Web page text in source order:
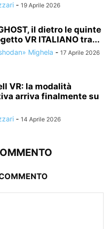
- 19 Aprile 2026
il dietro le quinte
VR ITALIANO tra...
Mighela - 17 Aprile 2026
VR: la modalità
arriva finalmente su
- 14 Aprile 2026